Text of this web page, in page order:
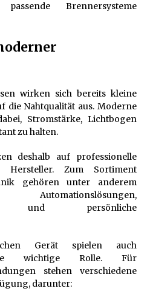
Brennersysteme
wirken sich bereits kleine
die Nahtqualität aus. Moderne
Stromstärke, Lichtbogen
zu halten.
deshalb auf professionelle
Hersteller. Zum Sortiment
gehören unter anderem
und persönliche
Gerät spielen auch
wichtige Rolle. Für
stehen verschiedene
darunter: